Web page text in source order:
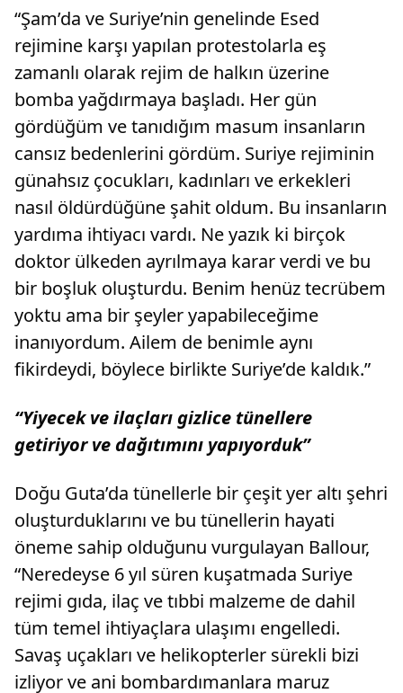
“Şam’da ve Suriye’nin genelinde Esed
rejimine karşı yapılan protestolarla eş
zamanlı olarak rejim de halkın üzerine
bomba yağdırmaya başladı. Her gün
gördüğüm ve tanıdığım masum insanların
cansız bedenlerini gördüm. Suriye rejiminin
günahsız çocukları, kadınları ve erkekleri
nasıl öldürdüğüne şahit oldum. Bu insanların
yardıma ihtiyacı vardı. Ne yazık ki birçok
doktor ülkeden ayrılmaya karar verdi ve bu
bir boşluk oluşturdu. Benim henüz tecrübem
yoktu ama bir şeyler yapabileceğime
inanıyordum. Ailem de benimle aynı
fikirdeydi, böylece birlikte Suriye’de kaldık.”
“Yiyecek ve ilaçları gizlice tünellere
getiriyor ve dağıtımını yapıyorduk”
Doğu Guta’da tünellerle bir çeşit yer altı şehri
oluşturduklarını ve bu tünellerin hayati
öneme sahip olduğunu vurgulayan Ballour,
“Neredeyse 6 yıl süren kuşatmada Suriye
rejimi gıda, ilaç ve tıbbi malzeme de dahil
tüm temel ihtiyaçlara ulaşımı engelledi.
Savaş uçakları ve helikopterler sürekli bizi
izliyor ve ani bombardımanlara maruz